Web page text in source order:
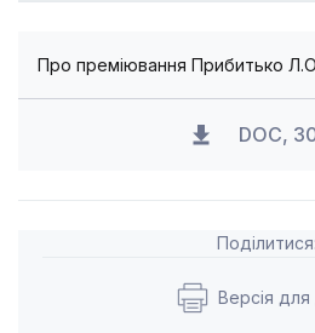
Про преміювання Прибитько
DOC,
Поділитися:
Версія